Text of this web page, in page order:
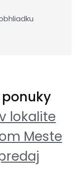
lokalite
Meste